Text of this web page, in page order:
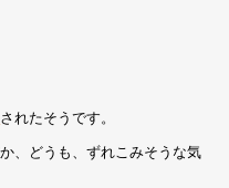
されたそうです。
、どうも、ずれこみそうな気